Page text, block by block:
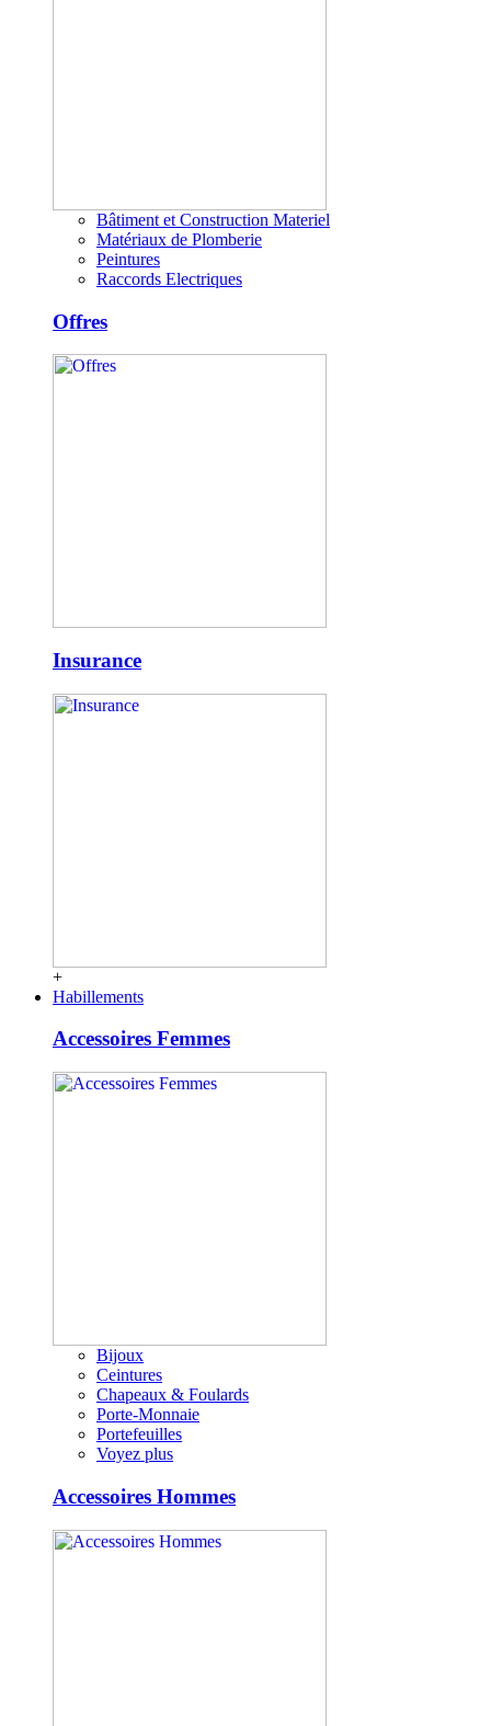
Bâtiment et Construction Materiel
Matériaux de Plomberie
Peintures
Raccords Electriques
Offres
Insurance
+
Habillements
Accessoires Femmes
Bijoux
Ceintures
Chapeaux & Foulards
Porte-Monnaie
Portefeuilles
Voyez plus
Accessoires Hommes